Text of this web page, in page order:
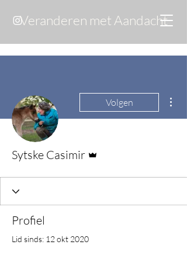
Veranderen met Aandacht
Volgen
Sytske Casimir
Profiel
Lid sinds: 12 okt 2020